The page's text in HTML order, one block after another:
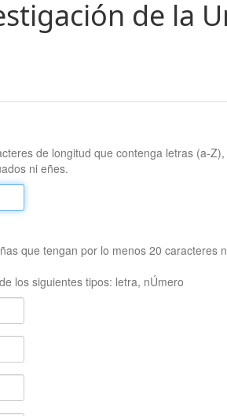
de la
de longitud que contenga letras (a-
ni eñes.
que tengan por lo menos 20 caracteres
los siguientes tipos: letra, nÚmero